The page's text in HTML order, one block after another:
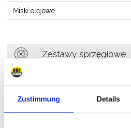
Zustimmung Details
Miski olejowe
Zestawy sprzęgłowe
Łożyska
Chłodzenie,